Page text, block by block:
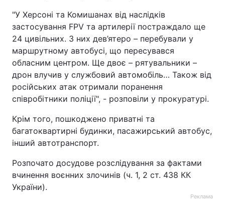
Тема оформлення
"У Херсоні та Комишанах від наслідків
застосування FPV та артилерії постраждало ще
24 цивільних. З них дев’ятеро – перебували у
маршрутному автобусі, що пересувався
обласним центром. Ще двоє – рятувальники –
дрон влучив у службовий автомобіль… Також від
російських атак отримали поранення
співробітники поліції", - розповіли у прокуратурі.
Крім того, пошкоджено приватні та
багатоквартирні будинки, пасажирський автобус,
інший автотранспорт.
Розпочато досудове розслідування за фактами
вчинення воєнних злочинів (ч. 1, 2 ст. 438 КК
України).
Реклама